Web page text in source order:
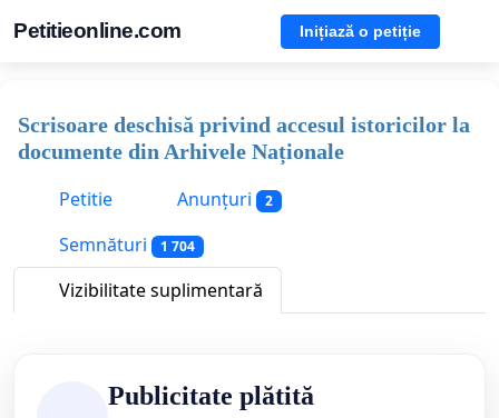
Petitieonline.com Inițiază o petiție
Scrisoare deschisă privind accesul istoricilor la
documente din Arhivele Naționale
Petitie
Anunțuri 2
Semnături 1 704
Vizibilitate suplimentară
Publicitate plătită